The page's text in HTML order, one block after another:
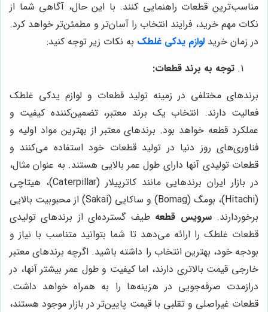
مناسب‌ترین قطعات راهنمایی کنند. با این حال، آگاهی شما از
نکات مهم خرید، فرایند انتخاب را آسان‌تر و مطمئن‌تر خواهد کرد.
در زمان خرید لوازم یدکی غلطک به نکات زیر توجه کنید:
توجه به برند قطعات:
برندهای مختلفی در زمینه تولید قطعات و لوازم یدکی غلطک
فعالیت دارند. انتخاب یک برند معتبر، تضمین‌کننده کیفیت و
عملکرد قطعه خواهد بود. برندهای معتبر از بهترین مواد اولیه و
فناوری‌های روز دنیا در تولید قطعات خود استفاده می‌کنند و
قطعات تولیدی آنها دارای طول عمر بالایی هستند. به عنوان مثال،
در بازار ایران برندهایی مانند کاترپیلار (Caterpillar)، هیتاچی
(Hitachi)، بومگ (Bomag) و ساکایی (Sakai) از محبوبیت بالایی
برخوردارند.سرویس قطعه طیف گسترده‌ای از برندهای تولیدی
قطعات غلطک را ارائه می‌دهد تا شما بتوانید متناسب با نیاز و
بودجه خود، بهترین انتخاب را داشته باشید. اگرچه برندهای معتبر
خارجی قیمت بالاتری دارند، اما کیفیت و طول عمر بیشتر آنها، در
درازمدت صرفه‌جویی در هزینه‌ها را به همراه خواهد داشت.
قطعات غیراصلی و تقلبی با قیمت پایین‌تر در بازار موجود هستند،